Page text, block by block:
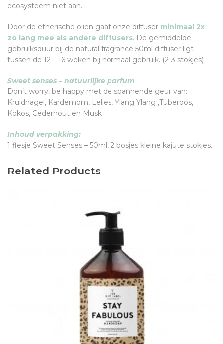
ecosysteem niet aan.
Door de etherische oliën gaat onze diffuser minimaal 2x
zo lang mee als andere diffusers. De gemiddelde
gebruiksduur bij de natural fragrance 50ml diffuser ligt
tussen de 12 – 16 weken bij normaal gebruik. (2-3 stokjes)
Sweet senses – natuurlijke parfum
Don’t worry, be happy met de spannende geur van:
Kruidnagel, Kardemom, Lelies, Ylang Ylang ,Tuberoos,
Kokos, Cederhout en Musk
Inhoud verpakking:
1 flesje Sweet Senses – 50ml, 2 bosjes kleine kajute stokjes.
Related Products